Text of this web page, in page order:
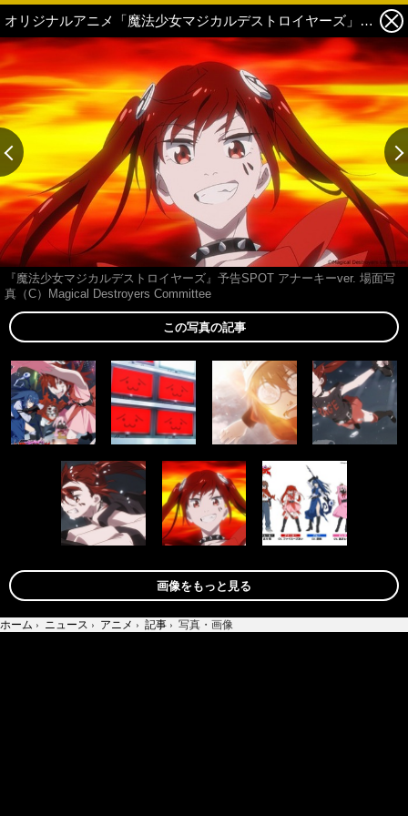
オリジナルアニメ「魔法少女マジカルデストロイヤーズ」古川慎、ファイルーズあいら出演で23年放送！ 予告SPOT公開 6枚目の写真・画像
『魔法少女マジカルデストロイヤーズ』予告SPOT アナーキーver. 場面写
真（C）Magical Destroyers Committee
この写真の記事
画像をもっと見る
ホーム › ニュース › アニメ › 記事 › 写真・画像